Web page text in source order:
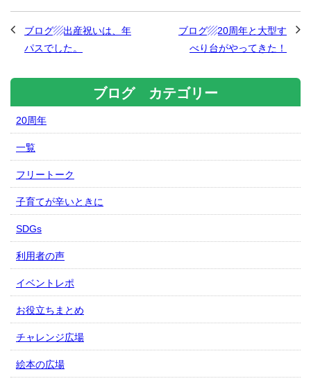
ブログ▨出産祝いは、年
パスでした。
ブログ▨20周年と大型す
べり台がやってきた！
ブログ カテゴリー
20周年
一覧
フリートーク
子育てが辛いときに
SDGs
利用者の声
イベントレポ
お役立ちまとめ
チャレンジ広場
絵本の広場